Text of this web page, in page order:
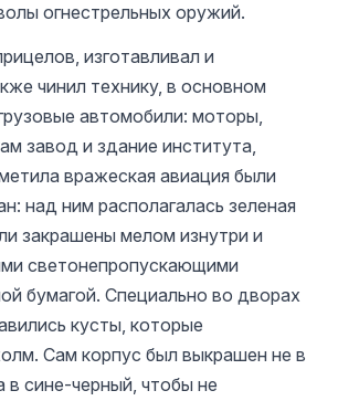
огнестрельных оружий.
изготавливал и
чинил технику, в основном
автомобили: моторы,
завод и здание института,
вражеская авиация были
над ним располагалась зеленая
закрашены мелом изнутри и
светонепропускающими
бумагой. Специально во дворах
кусты, которые
Сам корпус был выкрашен не в
в сине-черный, чтобы не